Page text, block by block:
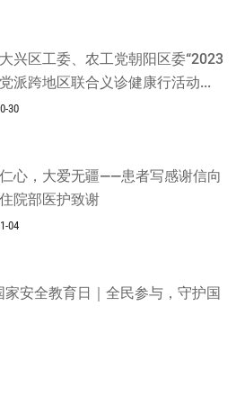
兴区工委、农工党朝阳区委“2023
派跨地区联合义诊健康行活动...
30
心，大爱无疆——患者写感谢信向
院部医护致谢
04
家安全教育日｜全民参与，守护国